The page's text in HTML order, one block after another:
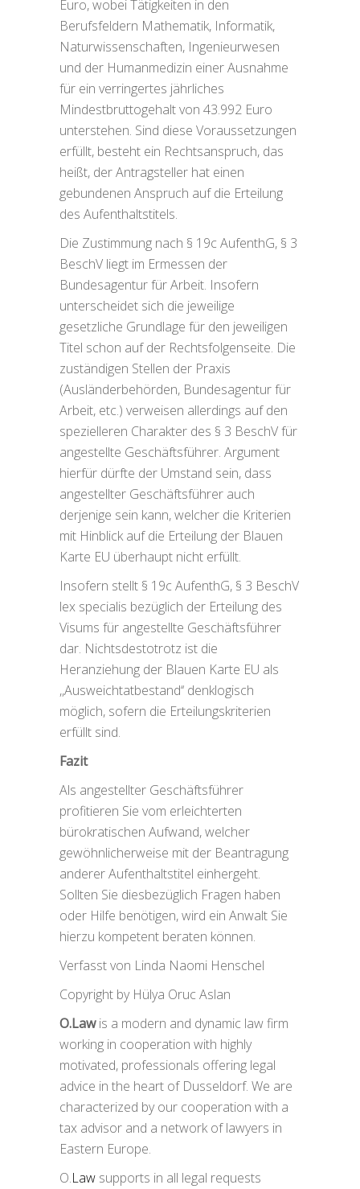
Euro, wobei Tätigkeiten in den
Berufsfeldern Mathematik, Informatik,
Naturwissenschaften, Ingenieurwesen
und der Humanmedizin einer Ausnahme
für ein verringertes jährliches
Mindestbruttogehalt von 43.992 Euro
unterstehen. Sind diese Voraussetzungen
erfüllt, besteht ein Rechtsanspruch, das
heißt, der Antragsteller hat einen
gebundenen Anspruch auf die Erteilung
des Aufenthaltstitels.
Die Zustimmung nach § 19c AufenthG, § 3
BeschV liegt im Ermessen der
Bundesagentur für Arbeit. Insofern
unterscheidet sich die jeweilige
gesetzliche Grundlage für den jeweiligen
Titel schon auf der Rechtsfolgenseite. Die
zuständigen Stellen der Praxis
(Ausländerbehörden, Bundesagentur für
Arbeit, etc.) verweisen allerdings auf den
spezielleren Charakter des § 3 BeschV für
angestellte Geschäftsführer. Argument
hierfür dürfte der Umstand sein, dass
angestellter Geschäftsführer auch
derjenige sein kann, welcher die Kriterien
mit Hinblick auf die Erteilung der Blauen
Karte EU überhaupt nicht erfüllt.
Insofern stellt § 19c AufenthG, § 3 BeschV
lex specialis bezüglich der Erteilung des
Visums für angestellte Geschäftsführer
dar. Nichtsdestotrotz ist die
Heranziehung der Blauen Karte EU als
,,Ausweichtatbestand‘‘ denklogisch
möglich, sofern die Erteilungskriterien
erfüllt sind.
Fazit
Als angestellter Geschäftsführer
profitieren Sie vom erleichterten
bürokratischen Aufwand, welcher
gewöhnlicherweise mit der Beantragung
anderer Aufenthaltstitel einhergeht.
Sollten Sie diesbezüglich Fragen haben
oder Hilfe benötigen, wird ein Anwalt Sie
hierzu kompetent beraten können.
Verfasst von Linda Naomi Henschel
Copyright by Hülya Oruc Aslan
O.Lawis a modern and dynamic law firm
working in cooperation with highly
motivated, professionals offering legal
advice in the heart of Dusseldorf. We are
characterized by our cooperation with a
tax advisor and a network of lawyers in
Eastern Europe.
O.Law supports in all legal requests